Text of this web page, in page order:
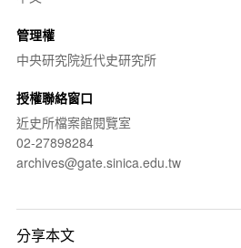
管理權
中央研究院近代史研究所
授權聯絡窗口
近史所檔案館閱覽室
02-27898284
archives@gate.sinica.edu.tw
分享本文